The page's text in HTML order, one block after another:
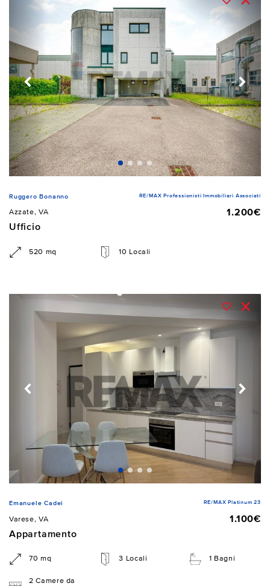
Ruggero Bonanno RE/MAX Professionisti Immobiliari Associati
Azzate, VA
1.200€
Ufficio
520 mq 10 Locali
Emanuele Cadei RE/MAX Platinum 23
Varese, VA
1.100€
Appartamento
70 mq 3 Locali 1 Bagni
2 Camere da